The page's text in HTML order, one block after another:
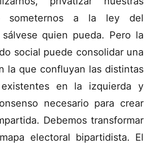
someternos a la ley del
quien pueda. Pero la
social puede consolidar una
la que confluyan las distintas
existentes en la izquierda y
necesario para crear
Debemos transformar
electoral bipartidista. El